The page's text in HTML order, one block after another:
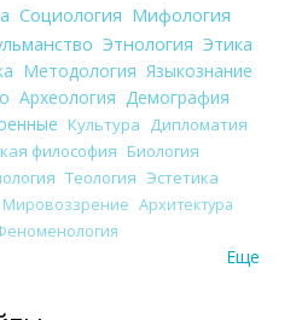
Социология Мифология
Этнология Этика
Методология Языкознание
Археология Демография
Культура
Дипломатия
философия Биология
Теология Эстетика
Мировоззрение Архитектура
Еще